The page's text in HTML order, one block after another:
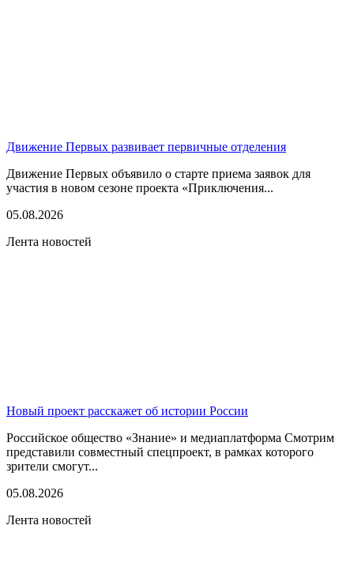
Движение Первых развивает первичные отделения
Движение Первых объявило о старте приема заявок для
участия в новом сезоне проекта «Приключения...
05.08.2026
Лента новостей
Новый проект расскажет об истории России
Российское общество «Знание» и медиаплатформа Смотрим
представили совместный спецпроект, в рамках которого
зрители смогут...
05.08.2026
Лента новостей